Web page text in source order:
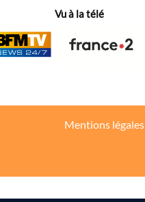
Vu à la télé
Mentions légales
dans votre fil d’actualité.